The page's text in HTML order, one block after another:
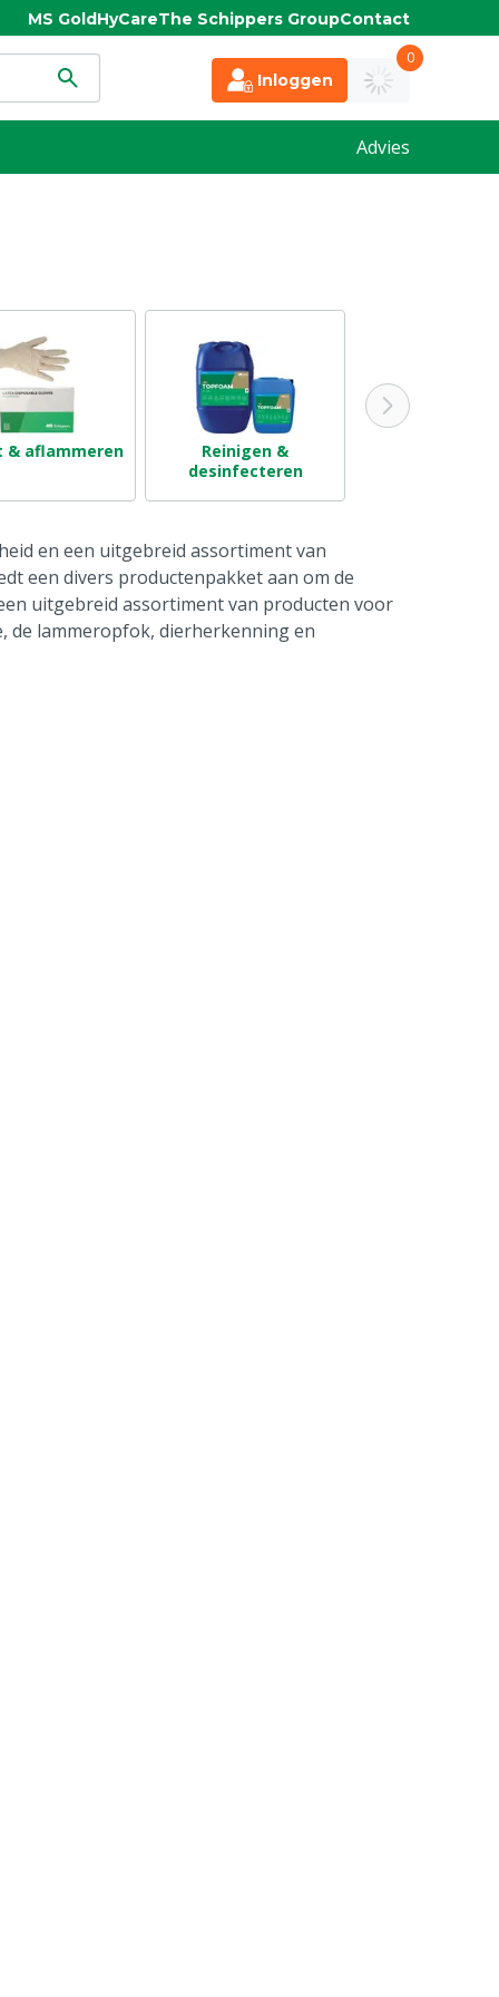
MS GoldHyCareThe Schippers GroupContact
Inloggen
0
Advies
& aflammeren
Reinigen &
desinfecteren
en een uitgebreid assortiment van
een divers productenpakket aan om de
uitgebreid assortiment van producten voor
de lammeropfok, dierherkenning en